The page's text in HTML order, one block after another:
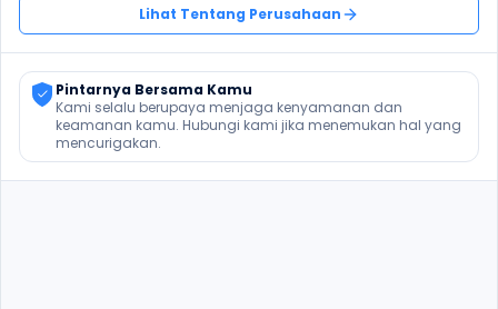
Lihat Tentang Perusahaan
Pintarnya Bersama Kamu
Kami selalu berupaya menjaga kenyamanan dan
keamanan kamu. Hubungi kami jika menemukan hal yang
mencurigakan.